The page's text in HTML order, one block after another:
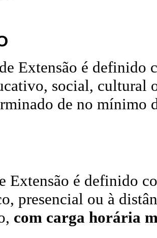
Extensão é definido
social, cultural
de no mínimo
Extensão é definido
presencial ou à
com carga horária